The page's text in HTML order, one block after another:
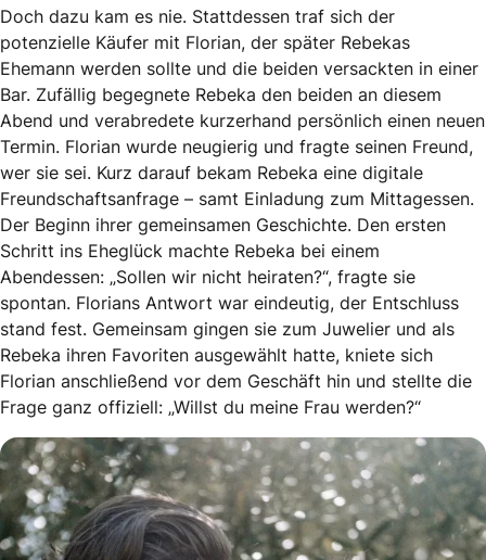
Doch dazu kam es nie. Stattdessen traf sich der
potenzielle Käufer mit Florian, der später Rebekas
Ehemann werden sollte und die beiden versackten in einer
Bar. Zufällig begegnete Rebeka den beiden an diesem
Abend und verabredete kurzerhand persönlich einen neuen
Termin. Florian wurde neugierig und fragte seinen Freund,
wer sie sei. Kurz darauf bekam Rebeka eine digitale
Freundschaftsanfrage – samt Einladung zum Mittagessen.
Der Beginn ihrer gemeinsamen Geschichte. Den ersten
Schritt ins Eheglück machte Rebeka bei einem
Abendessen: „Sollen wir nicht heiraten?“, fragte sie
spontan. Florians Antwort war eindeutig, der Entschluss
stand fest. Gemeinsam gingen sie zum Juwelier und als
Rebeka ihren Favoriten ausgewählt hatte, kniete sich
Florian anschließend vor dem Geschäft hin und stellte die
Frage ganz offiziell: „Willst du meine Frau werden?“